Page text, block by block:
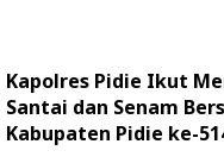
Kapolres Pidie Ikut
Santai dan Senam
Kabupaten Pidie ke-